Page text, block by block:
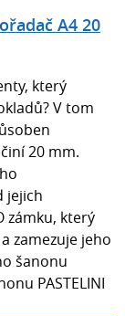
A4 20
který
V tom
20 mm.
jejich
zámku, který
zamezuje jeho
šanonu
PASTELINI